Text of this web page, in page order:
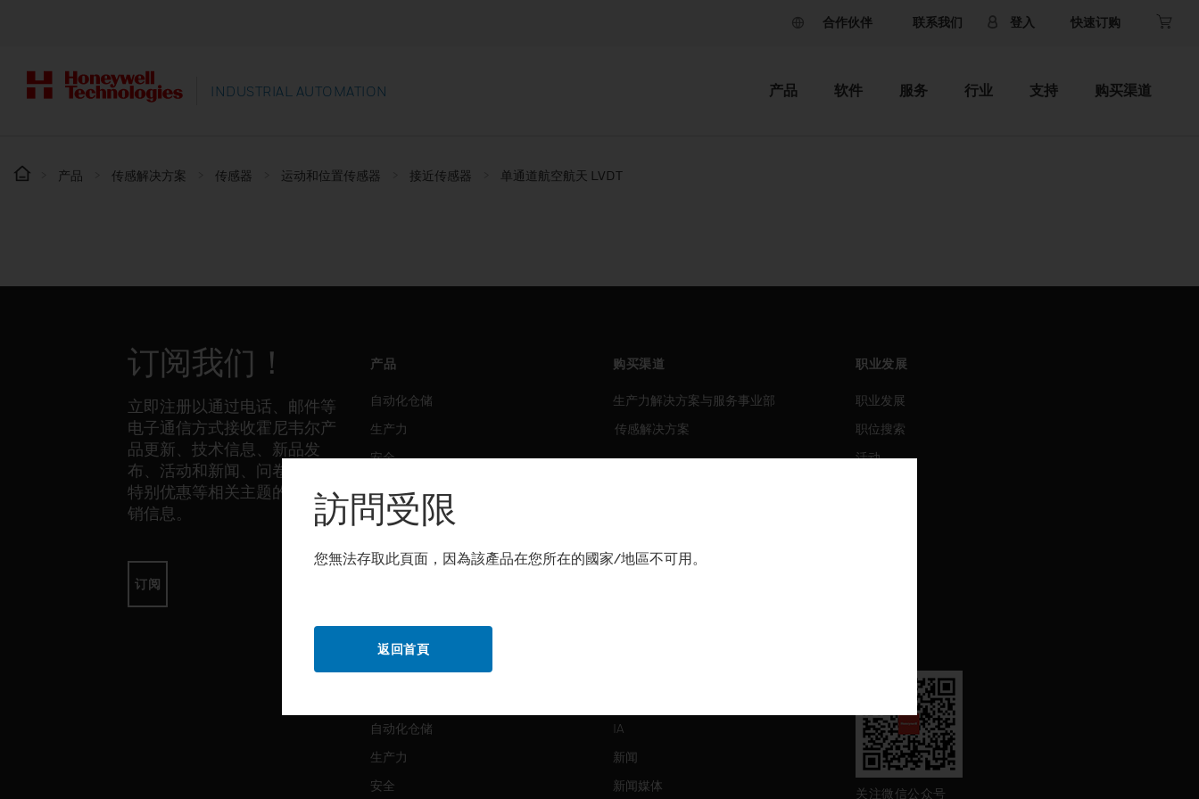
合作伙伴 联系我们 登入 快速订购
INDUSTRIAL AUTOMATION 产品 软件 服务 行业 支持 购买渠道
产品 传感解决方案 传感器 运动和位置传感器 接近传感器 单通道航空航天 LVDT
订阅我们！
立即注册以通过电话、邮件等
电子通信方式接收霍尼韦尔产
品更新、技术信息、新品发
布、活动和新闻、问卷调查、
特别优惠等相关主题的独家营
销信息。
订阅
产品
自动化仓储
生产力
安全
自动化仓储
生产力
安全
购买渠道
生产力解决方案与服务事业部
传感解决方案
生产力
IA
新闻
新闻媒体
职业发展
职业发展
职位搜索
活动
关注微信公众号
訪問受限
您無法存取此頁面，因為該產品在您所在的國家/地區不可用。
返回首頁